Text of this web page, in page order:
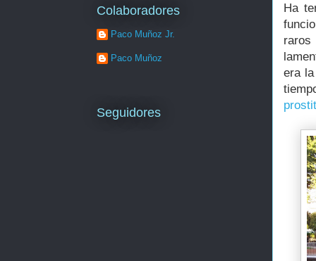
Ha
era
Colaboradores
Paco Muñoz Jr.
Paco Muñoz
Seguidores